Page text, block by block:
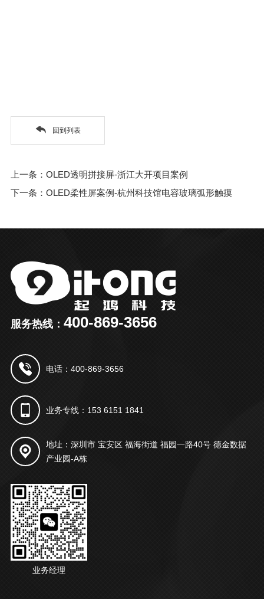
回到列表
上一条：OLED透明拼接屏-浙江大开项目案例
下一条：OLED柔性屏案例-杭州科技馆电容玻璃弧形触摸
服务热线： 400-869-3656
电话：400-869-3656
业务专线：153 6151 1841
地址：深圳市 宝安区 福海街道 福园一路40号 德金数据
产业园-A栋
业务经理